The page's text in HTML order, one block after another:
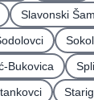
Slavonski
Bukovica